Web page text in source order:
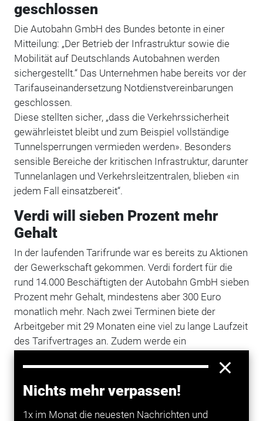
Nichts mehr verpassen!
1x im Monat die neuesten Nachrichten und
geschlossen
Die Autobahn GmbH des Bundes betonte in einer
Mitteilung: „Der Betrieb der Infrastruktur sowie die
Mobilität auf Deutschlands Autobahnen werden
sichergestellt.“ Das Unternehmen habe bereits vor der
Tarifauseinandersetzung Notdienstvereinbarungen
geschlossen.
Diese stellten sicher, „dass die Verkehrssicherheit
gewährleistet bleibt und zum Beispiel vollständige
Tunnelsperrungen vermieden werden». Besonders
sensible Bereiche der kritischen Infrastruktur, darunter
Tunnelanlagen und Verkehrsleitzentralen, blieben «in
jedem Fall einsatzbereit“.
Verdi will sieben Prozent mehr
Gehalt
In der laufenden Tarifrunde war es bereits zu Aktionen
der Gewerkschaft gekommen. Verdi fordert für die
rund 14.000 Beschäftigten der Autobahn GmbH sieben
Prozent mehr Gehalt, mindestens aber 300 Euro
monatlich mehr. Nach zwei Terminen biete der
Arbeitgeber mit 29 Monaten eine viel zu lange Laufzeit
des Tarifvertrages an. Zudem werde ein
Lohngruppen stärken würde. Die Autobahn GmbH
strebt in der dritten Verhandlungsrunde am 25. und 26.
Februar „einen ausgewogenen Abschluss“ an.